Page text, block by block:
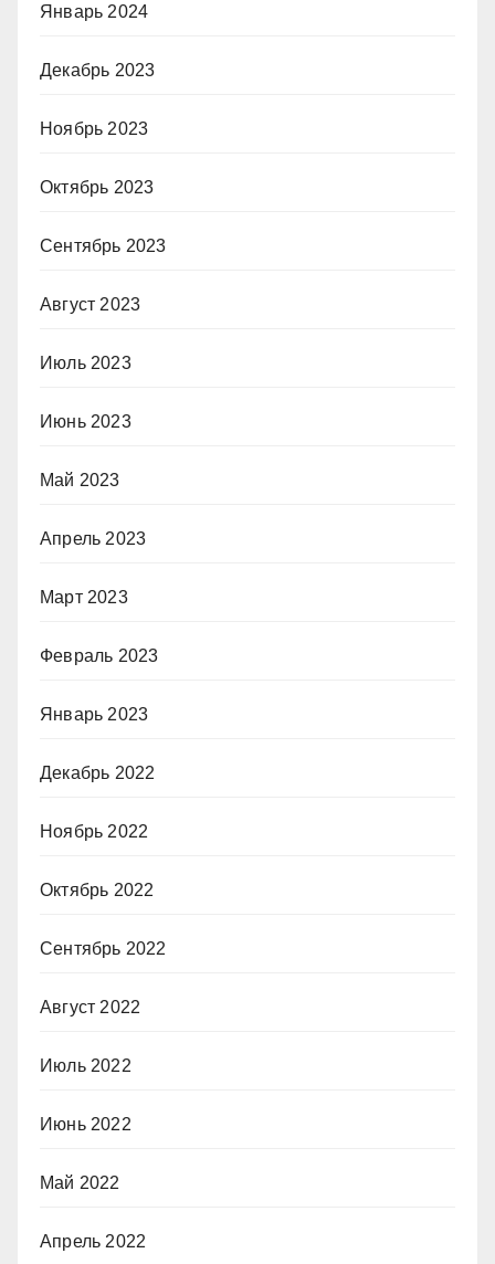
Январь 2024
Декабрь 2023
Ноябрь 2023
Октябрь 2023
Сентябрь 2023
Август 2023
Июль 2023
Июнь 2023
Май 2023
Апрель 2023
Март 2023
Февраль 2023
Январь 2023
Декабрь 2022
Ноябрь 2022
Октябрь 2022
Сентябрь 2022
Август 2022
Июль 2022
Июнь 2022
Май 2022
Апрель 2022